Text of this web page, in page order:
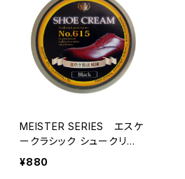
MEISTER SERIES エスケ
ークラシック シュークリー
ム0615
¥880